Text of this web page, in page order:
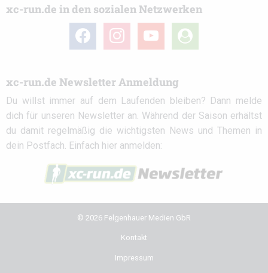
xc-run.de in den sozialen Netzwerken
facebook instagramyoutube
user-
circle
xc-run.de Newsletter Anmeldung
Du willst immer auf dem Laufenden bleiben? Dann melde
dich für unseren Newsletter an. Während der Saison erhältst
du damit regelmäßig die wichtigsten News und Themen in
dein Postfach. Einfach hier anmelden:
© 2026 Felgenhauer Medien GbR
Kontakt
Impressum